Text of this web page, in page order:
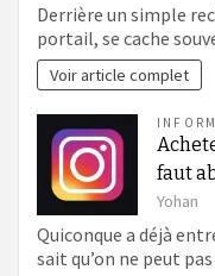
Derrière un simple
portail, se cache
Voir article complet
faut
Yohan
Quiconque a déjà
sait qu’on ne peut